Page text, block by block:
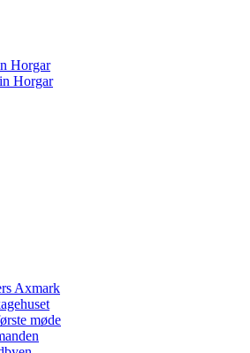
Horgar
Horgar
Axmark
møde